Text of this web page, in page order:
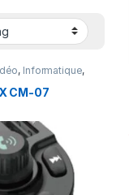
, Informatique,
CM-07